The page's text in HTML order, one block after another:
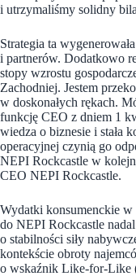
i utrzymaliśmy solidny
Strategia ta
i partnerów. Dodatkowo
stopy wzrostu
Zachodniej. Jestem
w doskonałych rękach.
funkcję CEO z dniem 1
wiedza o biznesie i stała
operacyjnej czynią go
NEPI Rockcastle w
CEO NEPI Rockcastle.
Wydatki konsumenckie w
do NEPI Rockcastle
o stabilności siły
kontekście obroty
o wskaźnik Like-for-Like